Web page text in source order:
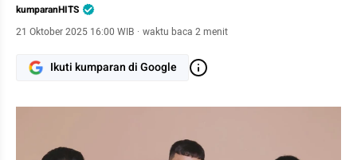
kumparanHITS
21 Oktober 2025 16:00 WIB · waktu baca 2 menit
Ikuti kumparan di Google